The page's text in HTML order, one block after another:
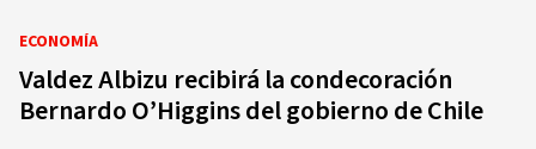
ECONOMÍA
Valdez Albizu recibirá la condecoración
Bernardo O’Higgins del gobierno de Chile